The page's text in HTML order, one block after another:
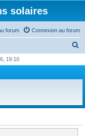
solaires
Connexion au forum
forum
h
r
19:10